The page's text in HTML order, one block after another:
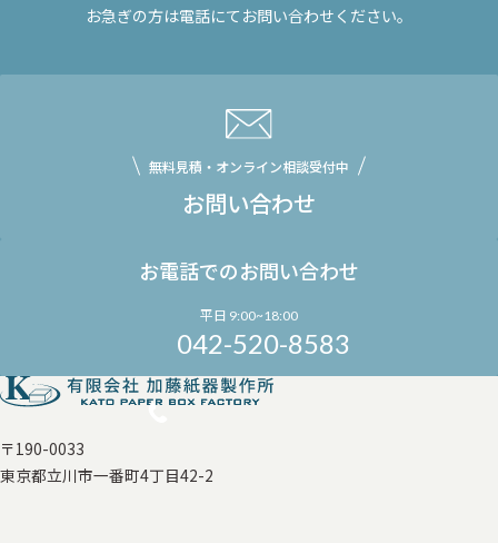
お急ぎの方は電話にてお問い合わせください。
無料見積・オンライン相談受付中
お問い合わせ
お電話でのお問い合わせ
平日 9:00~18:00
042-520-8583
〒190-0033
東京都立川市一番町4丁目42-2